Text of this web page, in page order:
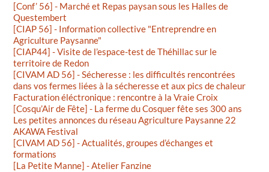
[Conf’ 56] - Marché et Repas paysan sous les Halles de
Questembert
[CIAP 56] - Information collective "Entreprendre en
Agriculture Paysanne"
[CIAP44] - Visite de l’espace-test de Théhillac sur le
territoire de Redon
[CIVAM AD 56] - Sécheresse : les difficultés rencontrées
dans vos fermes liées à la sécheresse et aux pics de chaleur
Facturation éléctronique : rencontre à la Vraie Croix
[Cosqu’Air de Fête] - La ferme du Cosquer fête ses 300 ans
Les petites annonces du réseau Agriculture Paysanne 22
AKAWA Festival
[CIVAM AD 56] - Actualités, groupes d’échanges et
formations
[La Petite Manne] - Atelier Fanzine